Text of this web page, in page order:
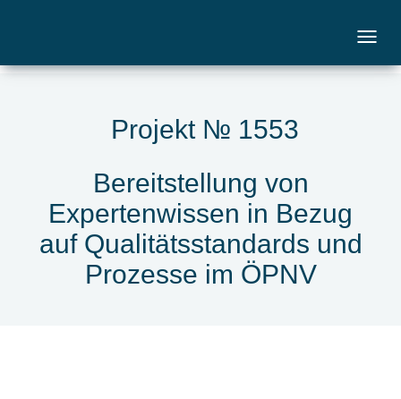
Projekt № 1553
Bereitstellung von
Expertenwissen in Bezug
auf Qualitätsstandards und
Prozesse im ÖPNV